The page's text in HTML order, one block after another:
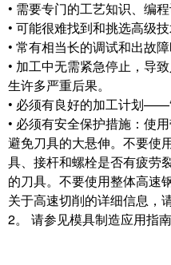
• 需要专门的工艺知识、编
• 可能很难找到和挑选高级技
• 常有相当长的调试和出故障
• 加工中无需紧急停止，导
生许多严重后果。
• 必须有良好的加工计划
• 必须有安全保护措施：使
避免刀具的大悬伸。不要使
具、接杆和螺栓是否有疲劳
的刀具。不要使用整体高速
关于高速切削的详细信息，
2。 请参见模具制造应用指南